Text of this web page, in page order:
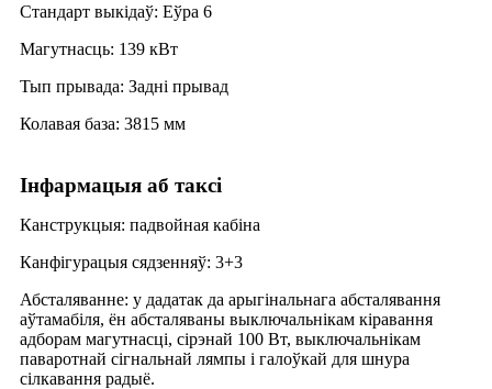
Стандарт выкідаў: Еўра 6
Магутнасць: 139 кВт
Тып прывада: Задні прывад
Колавая база: 3815 мм
Інфармацыя аб таксі
Канструкцыя: падвойная кабіна
Канфігурацыя сядзенняў: 3+3
Абсталяванне: у дадатак да арыгінальнага абсталявання
аўтамабіля, ён абсталяваны выключальнікам кіравання
адборам магутнасці, сірэнай 100 Вт, выключальнікам
паваротнай сігнальнай лямпы і галоўкай для шнура
сілкавання радыё.